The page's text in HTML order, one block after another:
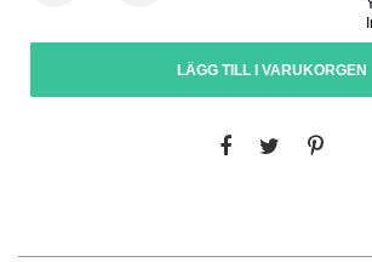
LÄGG TILL I VARUKORGEN